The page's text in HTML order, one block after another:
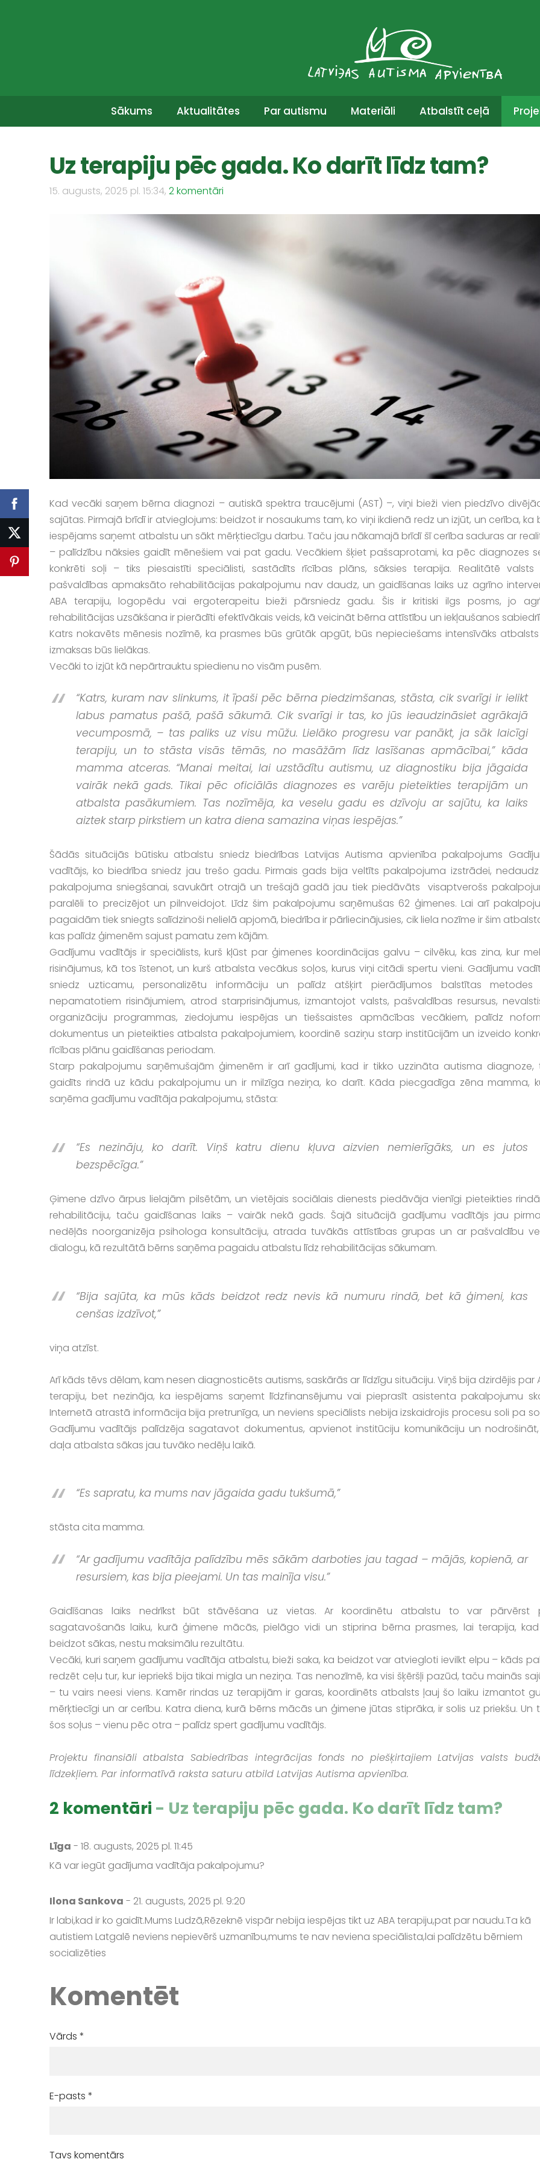
Sākums Aktualitātes Par autismu Materiāli Atbalstīt ceļā
Uz terapiju pēc gada. Ko darīt līdz tam?
15. augusts, 2025 pl. 15:34, 2 komentāri
Kad vecāki saņem bērna diagnozi – autiskā spektra traucējumi (AST) –, viņi bieži vien piedzīvo
sajūtas. Pirmajā brīdī ir atvieglojums: beidzot ir nosaukums tam, ko viņi ikdienā redz un izjūt, un cerība, ka
iespējams saņemt atbalstu un sākt mērķtiecīgu darbu. Taču jau nākamajā brīdī šī cerība saduras ar
– palīdzību nāksies gaidīt mēnešiem vai pat gadu. Vecākiem šķiet pašsaprotami, ka pēc diagnozes
konkrēti soļi – tiks piesaistīti speciālisti, sastādīts rīcības plāns, sāksies terapija. Realitātē valsts
pašvaldības apmaksāto rehabilitācijas pakalpojumu nav daudz, un gaidīšanas laiks uz agrīno
ABA terapiju, logopēdu vai ergoterapeitu bieži pārsniedz gadu. Šis ir kritiski ilgs posms, jo
rehabilitācijas uzsākšana ir pierādīti efektīvākais veids, kā veicināt bērna attīstību un iekļaušanos
Katrs nokavēts mēnesis nozīmē, ka prasmes būs grūtāk apgūt, būs nepieciešams intensīvāks
izmaksas būs lielākas.
Vecāki to izjūt kā nepārtrauktu spiedienu no visām pusēm.
“Katrs, kuram nav slinkums, it īpaši pēc bērna piedzimšanas, stāsta, cik svarīgi ir ielikt
labus pamatus pašā, pašā sākumā. Cik svarīgi ir tas, ko jūs ieaudzināsiet agrākajā
vecumposmā, – tas paliks uz visu mūžu. Lielāko progresu var panākt, ja sāk laicīgi
terapiju, un to stāsta visās tēmās, no masāžām līdz lasīšanas apmācībai,” kāda
mamma atceras. “Manai meitai, lai uzstādītu autismu, uz diagnostiku bija jāgaida
vairāk nekā gads. Tikai pēc oficiālās diagnozes es varēju pieteikties terapijām un
atbalsta pasākumiem. Tas nozīmēja, ka veselu gadu es dzīvoju ar sajūtu, ka laiks
aiztek starp pirkstiem un katra diena samazina viņas iespējas.”
Šādās situācijās būtisku atbalstu sniedz biedrības Latvijas Autisma apvienība pakalpojums
vadītājs, ko biedrība sniedz jau trešo gadu. Pirmais gads bija veltīts pakalpojuma izstrādei,
pakalpojuma sniegšanai, savukārt otrajā un trešajā gadā jau tiek piedāvāts visaptverošs
paralēli to precizējot un pilnveidojot. Līdz šim pakalpojumu saņēmušas 62 ģimenes. Lai arī
pagaidām tiek sniegts salīdzinoši nelielā apjomā, biedrība ir pārliecinājusies, cik liela nozīme ir šim
kas palīdz ģimenēm sajust pamatu zem kājām.
Gadījumu vadītājs ir speciālists, kurš kļūst par ģimenes koordinācijas galvu – cilvēku, kas zina, kur
risinājumus, kā tos īstenot, un kurš atbalsta vecākus soļos, kurus viņi citādi spertu vieni. Gadījumu
sniedz uzticamu, personalizētu informāciju un palīdz atšķirt pierādījumos balstītas metodes
nepamatotiem risinājumiem, atrod starprisinājumus, izmantojot valsts, pašvaldības resursus,
organizāciju programmas, ziedojumu iespējas un tiešsaistes apmācības vecākiem, palīdz
dokumentus un pieteikties atbalsta pakalpojumiem, koordinē saziņu starp institūcijām un izveido
rīcības plānu gaidīšanas periodam.
Starp pakalpojumu saņēmušajām ģimenēm ir arī gadījumi, kad ir tikko uzzināta autisma diagnoze,
gaidīts rindā uz kādu pakalpojumu un ir milzīga neziņa, ko darīt. Kāda piecgadīga zēna mamma,
saņēma gadījumu vadītāja pakalpojumu, stāsta:
“Es nezināju, ko darīt. Viņš katru dienu kļuva aizvien nemierīgāks, un es jutos
bezspēcīga.”
Ģimene dzīvo ārpus lielajām pilsētām, un vietējais sociālais dienests piedāvāja vienīgi pieteikties
rehabilitāciju, taču gaidīšanas laiks – vairāk nekā gads. Šajā situācijā gadījumu vadītājs jau
nedēļās noorganizēja psihologa konsultāciju, atrada tuvākās attīstības grupas un ar pašvaldību
dialogu, kā rezultātā bērns saņēma pagaidu atbalstu līdz rehabilitācijas sākumam.
“Bija sajūta, ka mūs kāds beidzot redz nevis kā numuru rindā, bet kā ģimeni, kas
cenšas izdzīvot,”
viņa atzīst.
Arī kāds tēvs dēlam, kam nesen diagnosticēts autisms, saskārās ar līdzīgu situāciju. Viņš bija dzirdējis par
terapiju, bet nezināja, ka iespējams saņemt līdzfinansējumu vai pieprasīt asistenta pakalpojumu
Internetā atrastā informācija bija pretrunīga, un neviens speciālists nebija izskaidrojis procesu soli pa
Gadījumu vadītājs palīdzēja sagatavot dokumentus, apvienot institūciju komunikāciju un
daļa atbalsta sākas jau tuvāko nedēļu laikā.
“Es sapratu, ka mums nav jāgaida gadu tukšumā,”
stāsta cita mamma.
“Ar gadījumu vadītāja palīdzību mēs sākām darboties jau tagad – mājās, kopienā, ar
resursiem, kas bija pieejami. Un tas mainīja visu.”
Gaidīšanas laiks nedrīkst būt stāvēšana uz vietas. Ar koordinētu atbalstu to var pārvērst
sagatavošanās laiku, kurā ģimene mācās, pielāgo vidi un stiprina bērna prasmes, lai terapija,
beidzot sākas, nestu maksimālu rezultātu.
Vecāki, kuri saņem gadījumu vadītāja atbalstu, bieži saka, ka beidzot var atviegloti ievilkt elpu – kāds
redzēt ceļu tur, kur iepriekš bija tikai migla un neziņa. Tas nenozīmē, ka visi šķēršļi pazūd, taču mainās
– tu vairs neesi viens. Kamēr rindas uz terapijām ir garas, koordinēts atbalsts ļauj šo laiku izmantot
mērķtiecīgi un ar cerību. Katra diena, kurā bērns mācās un ģimene jūtas stiprāka, ir solis uz priekšu. Un
šos soļus – vienu pēc otra – palīdz spert gadījumu vadītājs.
Projektu finansiāli atbalsta Sabiedrības integrācijas fonds no piešķirtajiem Latvijas valsts
līdzekļiem. Par informatīvā raksta saturu atbild Latvijas Autisma apvienība.
2 komentāri - Uz terapiju pēc gada. Ko darīt līdz tam?
Līga - 18. augusts, 2025 pl. 11:45
Kā var iegūt gadījuma vadītāja pakalpojumu?
Ilona Sankova - 21. augusts, 2025 pl. 9:20
Ir labi,kad ir ko gaidīt.Mums Ludzā,Rēzeknē vispār nebija iespējas tikt uz ABA terapiju,pat par naudu.Ta kā
autistiem Latgalē neviens nepievērš uzmanību,mums te nav neviena speciālista,lai palīdzētu bērniem
socializēties
Komentēt
Vārds *
E-pasts *
Tavs komentārs